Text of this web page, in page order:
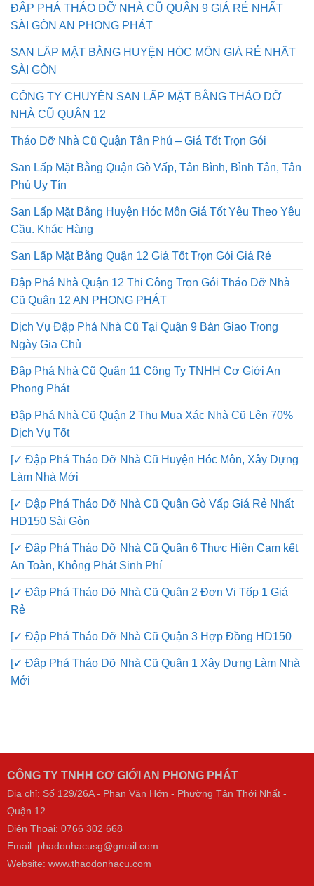
ĐẬP PHÁ THÁO DỠ NHÀ CŨ QUẬN 9 GIÁ RẺ NHẤT
SÀI GÒN AN PHONG PHÁT
SAN LẤP MẶT BẰNG HUYỆN HÓC MÔN GIÁ RẺ NHẤT
SÀI GÒN
CÔNG TY CHUYÊN SAN LẤP MẶT BẰNG THÁO DỠ
NHÀ CŨ QUẬN 12
Tháo Dỡ Nhà Cũ Quận Tân Phú – Giá Tốt Trọn Gói
San Lấp Mặt Bằng Quận Gò Vấp, Tân Bình, Bình Tân, Tân
Phú Uy Tín
San Lấp Mặt Bằng Huyện Hóc Môn Giá Tốt Yêu Theo Yêu
Cầu. Khác Hàng
San Lấp Mặt Bằng Quận 12 Giá Tốt Trọn Gói Giá Rẻ
Đập Phá Nhà Quận 12 Thi Công Trọn Gói Tháo Dỡ Nhà
Cũ Quận 12 AN PHONG PHÁT
Dịch Vụ Đập Phá Nhà Cũ Tại Quận 9 Bàn Giao Trong
Ngày Gia Chủ
Đập Phá Nhà Cũ Quận 11 Công Ty TNHH Cơ Giới An
Phong Phát
Đập Phá Nhà Cũ Quận 2 Thu Mua Xác Nhà Cũ Lên 70%
Dịch Vụ Tốt
[✓ Đập Phá Tháo Dỡ Nhà Cũ Huyện Hóc Môn, Xây Dựng
Làm Nhà Mới
[✓ Đập Phá Tháo Dỡ Nhà Cũ Quận Gò Vấp Giá Rẻ Nhất
HD150 Sài Gòn
[✓ Đập Phá Tháo Dỡ Nhà Cũ Quận 6 Thực Hiện Cam kết
An Toàn, Không Phát Sinh Phí
[✓ Đập Phá Tháo Dỡ Nhà Cũ Quận 2 Đơn Vị Tốp 1 Giá
Rẻ
[✓ Đập Phá Tháo Dỡ Nhà Cũ Quận 3 Hợp Đồng HD150
[✓ Đập Phá Tháo Dỡ Nhà Cũ Quận 1 Xây Dựng Làm Nhà
Mới
CÔNG TY TNHH CƠ GIỚI AN PHONG PHÁT
Địa chỉ: Số 129/26A - Phan Văn Hớn - Phường Tân Thới Nhất -
Quận 12
Điện Thoại: 0766 302 668
Email: phadonhacusg@gmail.com
Website: www.thaodonhacu.com